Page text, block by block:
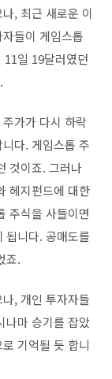
, 최근 새로운 이
들이 게임스톱
11일 19달러였던
.
가가 다시 하락
니다. 게임스톱 주
것이죠. 그러나
헤지펀드에 대한
주식을 사들이면
됩니다. 공매도를
죠.
, 개인 투자자들
나마 승기를 잡았
기억될 듯 합니